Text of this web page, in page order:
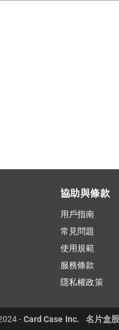
協助與條款
用戶指南
常見問題
使用規範
服務條款
隱私權政策
- Card Case Inc. 名片盒